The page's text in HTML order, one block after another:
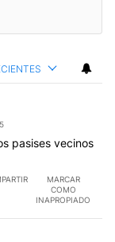
pasises vecinos
MARCAR
COMO
INAPROPIADO